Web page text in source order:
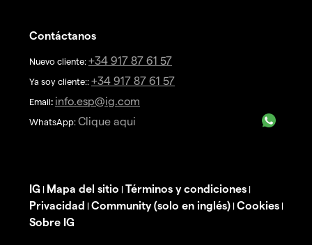
Contáctanos
Nuevo cliente: +34 917 87 61 57
Ya soy cliente:: +34 917 87 61 57
Email: info.esp@ig.com
WhatsApp: Clique aqui
IG | Mapa del sitio | Términos y condiciones |
Privacidad | Community (solo en inglés) | Cookies |
Sobre IG